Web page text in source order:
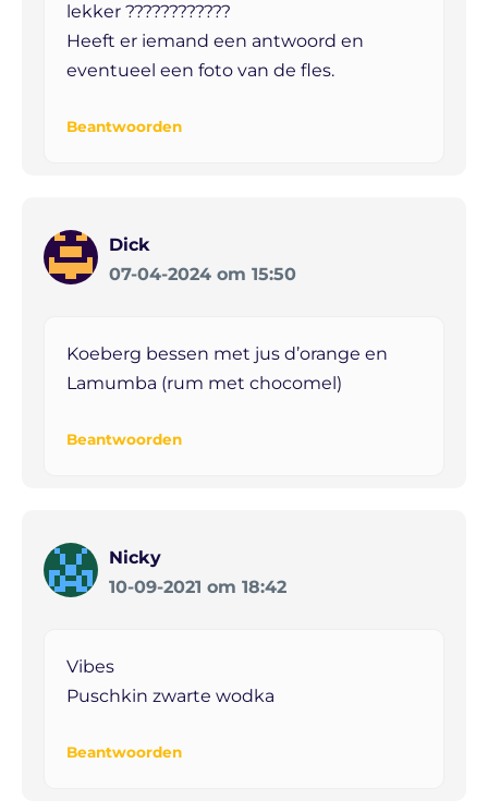
lekker ????????????
Heeft er iemand een antwoord en
eventueel een foto van de fles.
Beantwoorden
Dick
07-04-2024 om 15:50
Koeberg bessen met jus d’orange en
Lamumba (rum met chocomel)
Beantwoorden
Nicky
10-09-2021 om 18:42
Vibes
Puschkin zwarte wodka
Beantwoorden